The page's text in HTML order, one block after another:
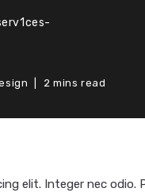
2 mins read
elit. Integer nec odio.